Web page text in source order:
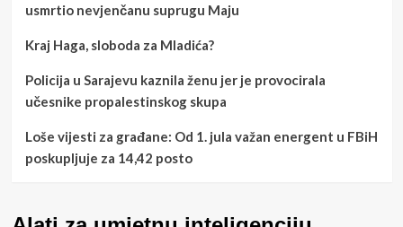
usmrtio nevjenčanu suprugu Maju
Kraj Haga, sloboda za Mladića?
Policija u Sarajevu kaznila ženu jer je provocirala
učesnike propalestinskog skupa
Loše vijesti za građane: Od 1. jula važan energent u FBiH
poskupljuje za 14,42 posto